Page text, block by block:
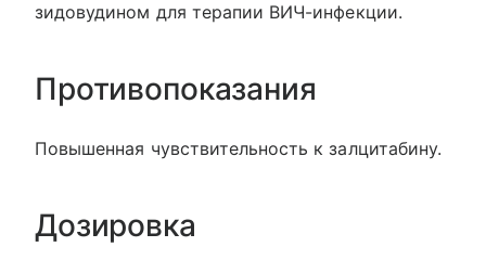
зидовудином для терапии ВИЧ-инфекции.
Противопоказания
Повышенная чувствительность к залцитабину.
Дозировка